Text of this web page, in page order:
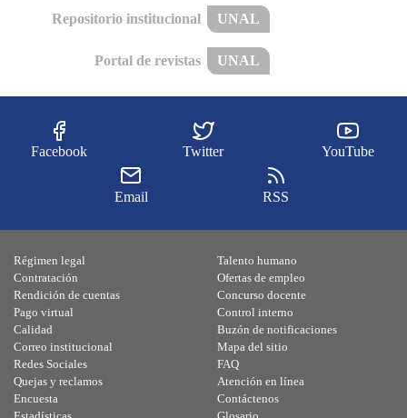
Repositorio institucional UNAL
Portal de revistas UNAL
Facebook Twitter YouTube
Email RSS
Régimen legal
Contratación
Rendición de cuentas
Pago virtual
Calidad
Talento humano
Ofertas de empleo
Concurso docente
Control interno
Buzón de notificaciones
Correo institucional
Redes Sociales
Quejas y reclamos
Encuesta
Mapa del sitio
FAQ
Atención en línea
Contáctenos